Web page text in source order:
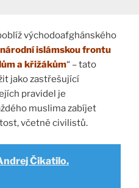
východoafghánského
islámskou frontu
a křižákům“ – tato
jako zastřešující
pravidel je
muslima zabíjet
včetně civilistů.
Čikatilo.